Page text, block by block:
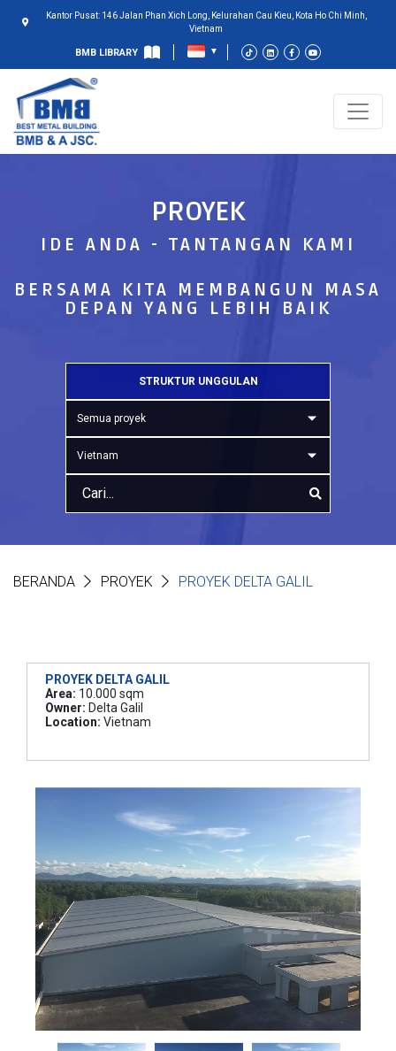
Kantor Pusat: 146 Jalan Phan Xich Long, Kelurahan Cau Kieu, Kota Ho Chi Minh,
Vietnam
BMB LIBRARY
PROYEK
IDE ANDA - TANTANGAN KAMI
BERSAMA KITA MEMBANGUN MASA
DEPAN YANG LEBIH BAIK
STRUKTUR UNGGULAN
Semua proyek
Vietnam
BERANDA PROYEK PROYEK DELTA GALIL
PROYEK DELTA GALIL
Area: 10.000 sqm
Owner: Delta Galil
Location: Vietnam